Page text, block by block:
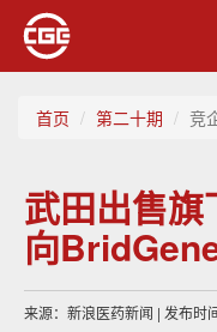
首页 第二十期 竞
武田出售
向
来源：新浪医药新闻 | 发布时